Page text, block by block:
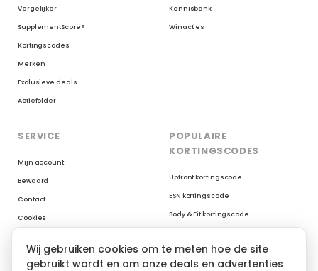
Vergelijker
SupplementScore®
Kortingscodes
Merken
Exclusieve deals
Actiefolder
Kennisbank
Winacties
SERVICE
Mijn account
Bewaard
Contact
Cookies
POPULAIRE
KORTINGSCODES
Upfront kortingscode
ESN kortingscode
Body & Fit kortingscode
XXL Nutrition kortingscode
Wij gebruiken cookies om te meten hoe de site
gebruikt wordt en om onze deals en advertenties